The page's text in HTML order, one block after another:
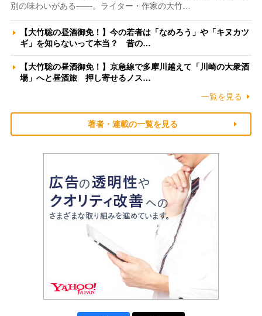
別の味わいがある――。ライター・作家の大竹…
【大竹聡の昼酒御免！】今の若者は「なめろう」や「キヌカツ
ギ」を知らないって本当？ 昔の…
【大竹聡の昼酒御免！】京急線で多摩川越えて「川崎の大衆酒
場」へと昼酒旅 押し寄せるノス…
一覧を見る
著者・連載の一覧を見る